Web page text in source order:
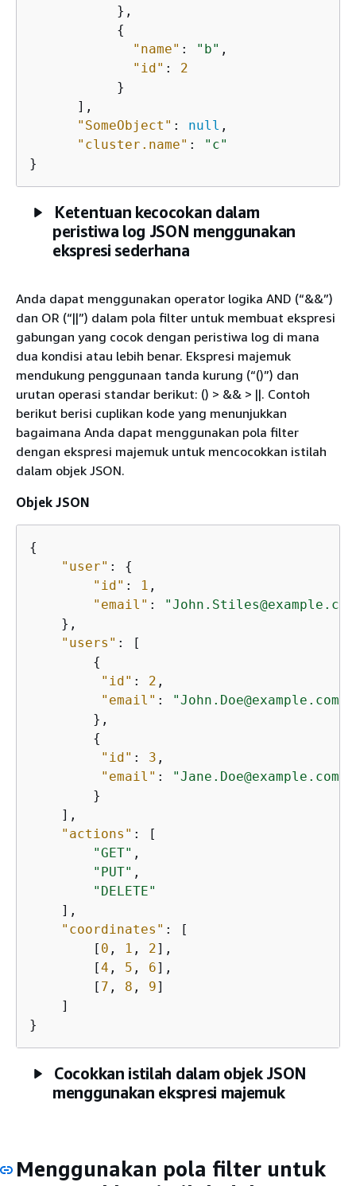
           },
{
"name" : "b" ,
"id" : 2
           }
      ],
"SomeObject" : null ,
"cluster.name" :
"c"
}
Ketentuan kecocokan dalam
peristiwa log JSON menggunakan
ekspresi sederhana
Anda dapat menggunakan operator logika AND (“&&”)
dan OR (“||”) dalam pola filter untuk membuat ekspresi
gabungan yang cocok dengan peristiwa log di mana
dua kondisi atau lebih benar. Ekspresi majemuk
mendukung penggunaan tanda kurung (“()”) dan
urutan operasi standar berikut: () > && > ||. Contoh
berikut berisi cuplikan kode yang menunjukkan
bagaimana Anda dapat menggunakan pola filter
dengan ekspresi majemuk untuk mencocokkan istilah
dalam objek JSON.
Objek JSON
{
"user" : {
"id" : 1 ,
"email" :
    },
"users" : [
{
"id" : 2 ,
"email" :
"John.Doe@example.com"
        },
{
"id" : 3 ,
"email" :
"Jane.Doe@example.com"
        }
    ],
"actions" : [
"GET" ,
"PUT" ,
"DELETE"
    ],
"coordinates" : [
        [
0 , 1 , 2],
        [
4 , 5 , 6],
        [
7 , 8 , 9]
    ]
}
Cocokkan istilah dalam objek JSON
menggunakan ekspresi majemuk
Menggunakan pola filter untuk